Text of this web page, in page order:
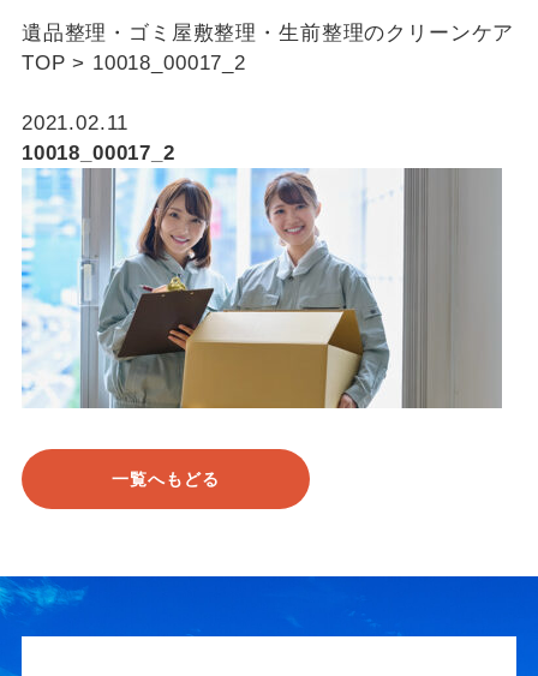
遺品整理・ゴミ屋敷整理・生前整理のクリーンケア
TOP > 10018_00017_2
2021.02.11
10018_00017_2
一覧へもどる